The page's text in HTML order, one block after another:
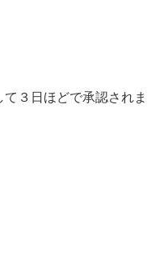
３日ほどで承認されま